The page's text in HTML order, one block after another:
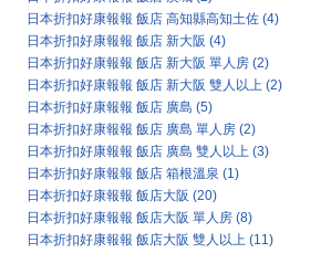
日本折扣好康報報 飯店 高知縣高知土佐 (4)
日本折扣好康報報 飯店 新大阪 (4)
日本折扣好康報報 飯店 新大阪 單人房 (2)
日本折扣好康報報 飯店 新大阪 雙人以上 (2)
日本折扣好康報報 飯店 廣島 (5)
日本折扣好康報報 飯店 廣島 單人房 (2)
日本折扣好康報報 飯店 廣島 雙人以上 (3)
日本折扣好康報報 飯店 箱根溫泉 (1)
日本折扣好康報報 飯店大阪 (20)
日本折扣好康報報 飯店大阪 單人房 (8)
日本折扣好康報報 飯店大阪 雙人以上 (11)